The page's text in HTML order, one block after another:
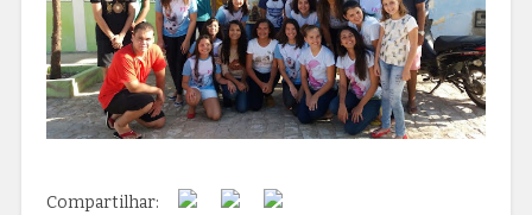
Compartilhar: